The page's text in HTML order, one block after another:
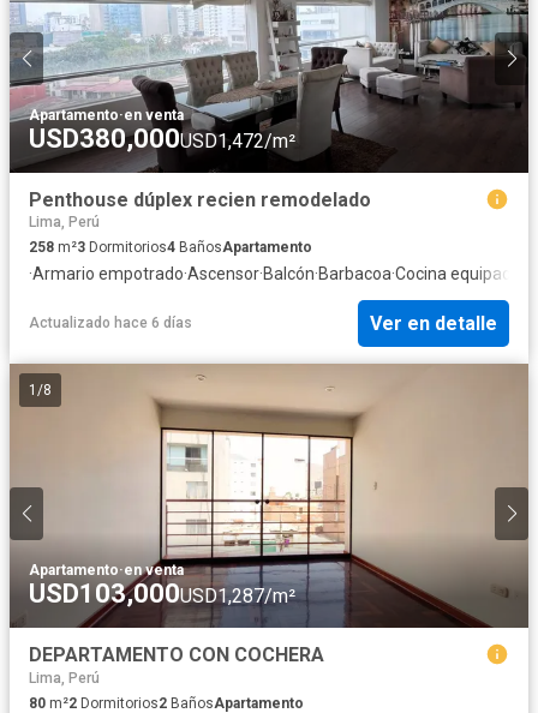
Apartamento·en venta
USD380,000USD1,472/m²
Penthouse dúplex recien remodelado
Lima, Perú
258 m²3 Dormitorios4 BañosApartamento
·Armario empotrado·Ascensor·Balcón·Barbacoa·Cocina equipada
Actualizado hace 6 días Ver en detalle
1 /8
Apartamento·en venta
USD103,000USD1,287/m²
DEPARTAMENTO CON COCHERA
Lima, Perú
80 m²2 Dormitorios2 BañosApartamento